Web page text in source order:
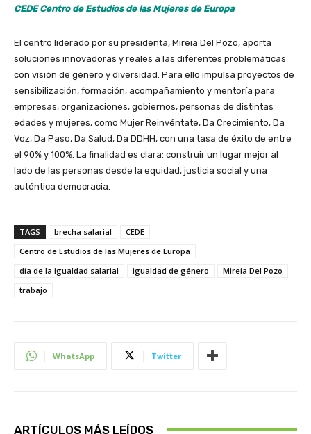
CEDE Centro de Estudios de las Mujeres de Europa
El centro liderado por su presidenta, Mireia Del Pozo, aporta
soluciones innovadoras y reales a las diferentes problemáticas
con visión de género y diversidad. Para ello impulsa proyectos de
sensibilización, formación, acompañamiento y mentoría para
empresas, organizaciones, gobiernos, personas de distintas
edades y mujeres, como Mujer Reinvéntate, Da Crecimiento, Da
Voz, Da Paso, Da Salud, Da DDHH, con una tasa de éxito de entre
el 90% y 100%. La finalidad es clara: construir un lugar mejor al
lado de las personas desde la equidad, justicia social y una
auténtica democracia.
TAGS brecha salarial
CEDE
Centro de Estudios de las Mujeres de Europa
día de la igualdad salarial
igualdad de género
Mireia Del Pozo
trabajo
WhatsApp Twitter
ARTÍCULOS MÁS LEÍDOS